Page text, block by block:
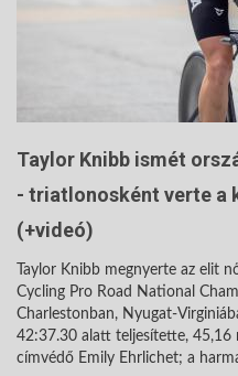
Taylor Knibb ismét
- triatlonosként verte a
(+videó)
Taylor Knibb megnyerte az elit
Cycling Pro Road National
Charlestonban, Nyugat-
42:37.30 alatt teljesítette, 45,16
címvédő Emily Ehrlichet; a